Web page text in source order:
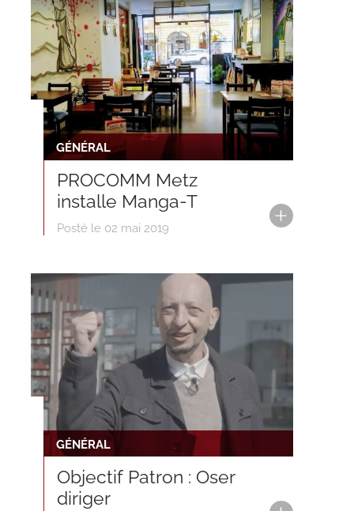
GÉNÉRAL
PROCOMM Metz
installe Manga-T
Posté le 02 mai 2019
GÉNÉRAL
Objectif Patron : Oser
diriger